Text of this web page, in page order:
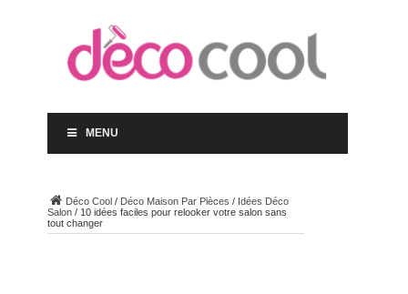
MENU
Déco Cool/ Déco Maison Par Pièces / Idées Déco
Salon/ 10 idées faciles pour relooker votre salon sans
tout changer